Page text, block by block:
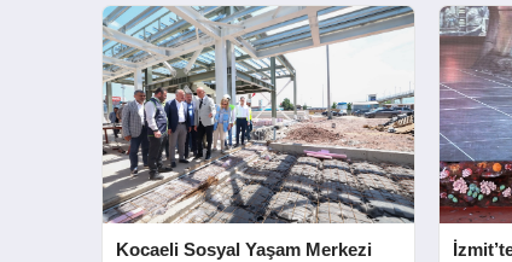
Kocaeli Sosyal Yaşam Merkezi